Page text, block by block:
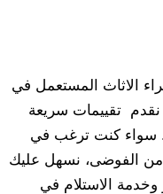
الاثاث المستعمل في
نقدم تقييمات سريعة
سواء كنت ترغب في
من الفوضى، نسهل عليك
وخدمة الاستلام في